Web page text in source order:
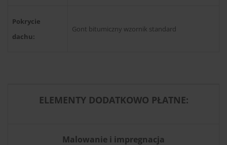
Pokrycie
dachu:
Gont bitumiczny wzornik standard
ELEMENTY DODATKOWO PŁATNE:
Malowanie i impregnacja